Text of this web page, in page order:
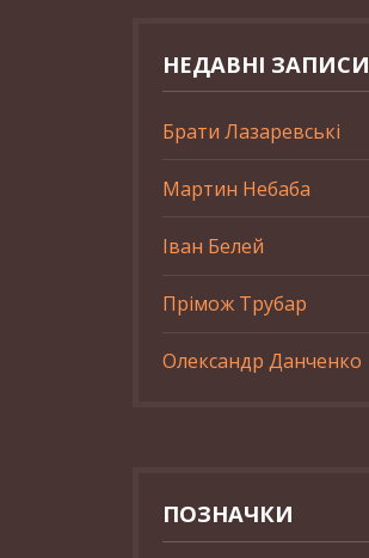
НЕДАВНІ ЗАПИСИ
Брати Лазаревські
Мартин Небаба
Іван Белей
Прімож Трубар
Олександр Данченко
ПОЗНАЧКИ